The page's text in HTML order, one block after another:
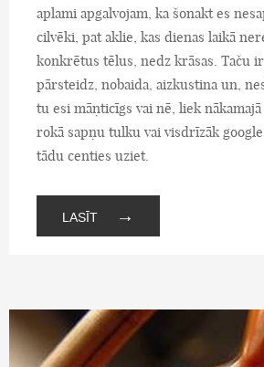
aplami apgalvojam, ka šonakt es
cilvēki, pat aklie, kas dienas laikā
konkrētus tēlus, nedz krāsas. Taču
pārsteidz, nobaida, aizkustina un,
tu esi māņticīgs vai nē, liek
rokā sapņu tulku vai visdrīzāk
tādu centies uziet.
LASĪT →